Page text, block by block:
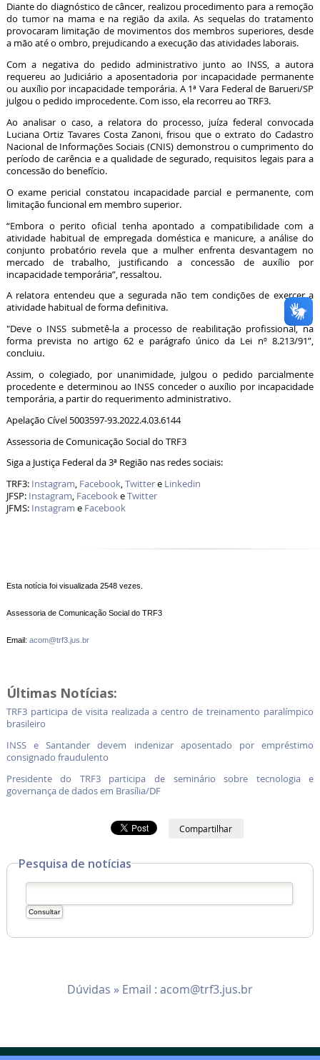
Diante do diagnóstico de câncer, realizou procedimento para a remoção
do tumor na mama e na região da axila. As sequelas do tratamento
provocaram limitação de movimentos dos membros superiores, desde
a mão até o ombro, prejudicando a execução das atividades laborais.
Com a negativa do pedido administrativo junto ao INSS, a autora
requereu ao Judiciário a aposentadoria por incapacidade permanente
ou auxílio por incapacidade temporária. A 1ª Vara Federal de Barueri/SP
julgou o pedido improcedente. Com isso, ela recorreu ao TRF3.
Ao analisar o caso, a relatora do processo, juíza federal convocada
Luciana Ortiz Tavares Costa Zanoni, frisou que o extrato do Cadastro
Nacional de Informações Sociais (CNIS) demonstrou o cumprimento do
período de carência e a qualidade de segurado, requisitos legais para a
concessão do benefício.
O exame pericial constatou incapacidade parcial e permanente, com
limitação funcional em membro superior.
“Embora o perito oficial tenha apontado a compatibilidade com a
atividade habitual de empregada doméstica e manicure, a análise do
conjunto probatório revela que a mulher enfrenta desvantagem no
mercado de trabalho, justificando a concessão de auxílio por
incapacidade temporária”, ressaltou.
A relatora entendeu que a segurada não tem condições de exercer a
atividade habitual de forma definitiva.
"Deve o INSS submetê-la a processo de reabilitação profissional, na
forma prevista no artigo 62 e parágrafo único da Lei nº 8.213/91”,
concluiu.
Assim, o colegiado, por unanimidade, julgou o pedido parcialmente
procedente e determinou ao INSS conceder o auxílio por incapacidade
temporária, a partir do requerimento administrativo.
Apelação Cível 5003597-93.2022.4.03.6144
Assessoria de Comunicação Social do TRF3
Siga a Justiça Federal da 3ª Região nas redes sociais:
TRF3: Instagram, Facebook,Twittere Linkedin
JFSP: Instagram, FacebookeTwitter
JFMS: Instagram e Facebook
Esta notícia foi visualizada 2548 vezes.
Assessoria de Comunicação Social do TRF3
Email: acom@trf3.jus.br
Últimas Notícias:
TRF3 participa de visita realizada a centro de treinamento paralímpico
brasileiro
INSS e Santander devem indenizar aposentado por empréstimo
consignado fraudulento
Presidente do TRF3 participa de seminário sobre tecnologia e
governança de dados em Brasília/DF
Compartilhar
Pesquisa de notícias
Dúvidas » Email : acom@trf3.jus.br